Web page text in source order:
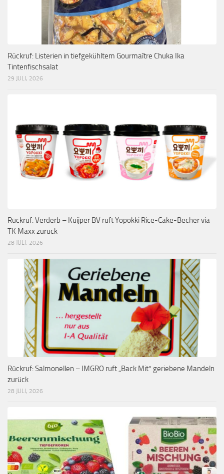
Rückruf: Listerien in tiefgekühltem Gourmaître Chuka Ika
Tintenfischsalat
29 JULI, 2026
Rückruf: Verderb – Kuijper BV ruft Yopokki Rice-Cake-Becher via
TK Maxx zurück
28 JULI, 2026
Rückruf: Salmonellen – IMGRO ruft „Back Mit“ geriebene Mandeln
zurück
28 JULI, 2026